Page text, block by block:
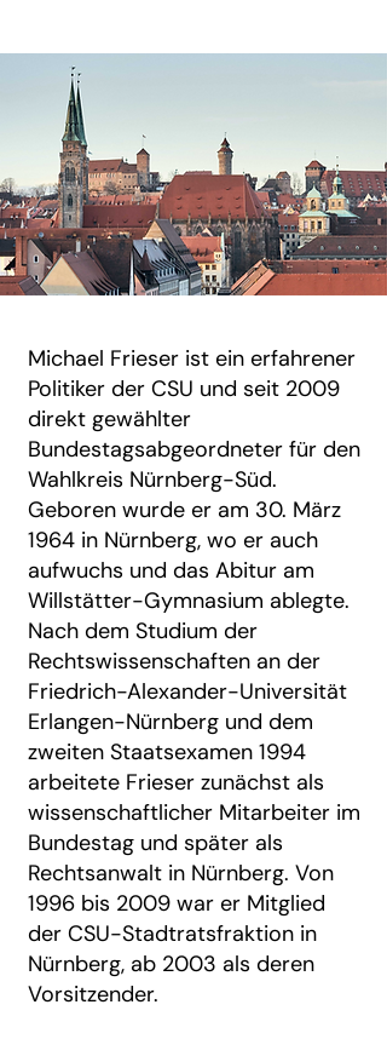
Michael Frieser ist ein erfahrener
Politiker der CSU und seit 2009
direkt gewählter
Bundestagsabgeordneter für den
Wahlkreis Nürnberg-Süd.
Geboren wurde er am 30. März
1964 in Nürnberg, wo er auch
aufwuchs und das Abitur am
Willstätter-Gymnasium ablegte.
Nach dem Studium der
Rechtswissenschaften an der
Friedrich-Alexander-Universität
Erlangen-Nürnberg und dem
zweiten Staatsexamen 1994
arbeitete Frieser zunächst als
wissenschaftlicher Mitarbeiter im
Bundestag und später als
Rechtsanwalt in Nürnberg. Von
1996 bis 2009 war er Mitglied
der CSU-Stadtratsfraktion in
Nürnberg, ab 2003 als deren
Vorsitzender.